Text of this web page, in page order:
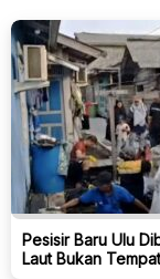
Pesisir Baru Ulu
Laut Bukan